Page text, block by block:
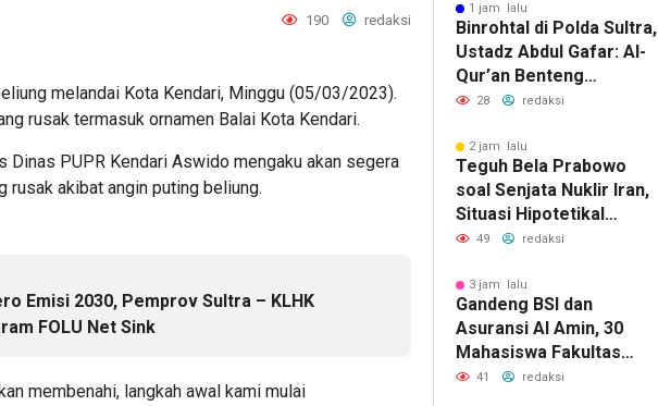
190 redaksi
melandai Kota Kendari, Minggu (05/03/2023).
rusak termasuk ornamen Balai Kota Kendari.
PUPR Kendari Aswido mengaku akan segera
rusak akibat angin puting beliung.
Emisi 2030, Pemprov Sultra – KLHK
FOLU Net Sink
membenahi, langkah awal kami mulai
1 jam lalu
Binrohtal di Polda Sultra,
Ustadz Abdul Gafar: Al-
Qur’an Benteng
Pencegah
Penyakit Masyarakat
28 redaksi
2 jam lalu
Teguh Bela Prabowo
soal Senjata Nuklir Iran,
Situasi Hipotetikal
“Game Theory”
49 redaksi
3 jam lalu
Gandeng BSI dan
Asuransi Al Amin, 30
Mahasiswa Fakultas
Pertanian Unsultra
41 redaksi